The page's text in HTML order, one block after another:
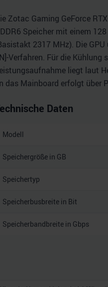
Zotac Gaming GeForce
Speicher mit einem
2317 MHz). Die
Verfahren. Für die
liegt laut
das Mainboard erfolgt über
Daten
Modell
Speichergröße in GB
Speichertyp
Speicherbusbreite in Bit
Speicherbandbreite in Gbps